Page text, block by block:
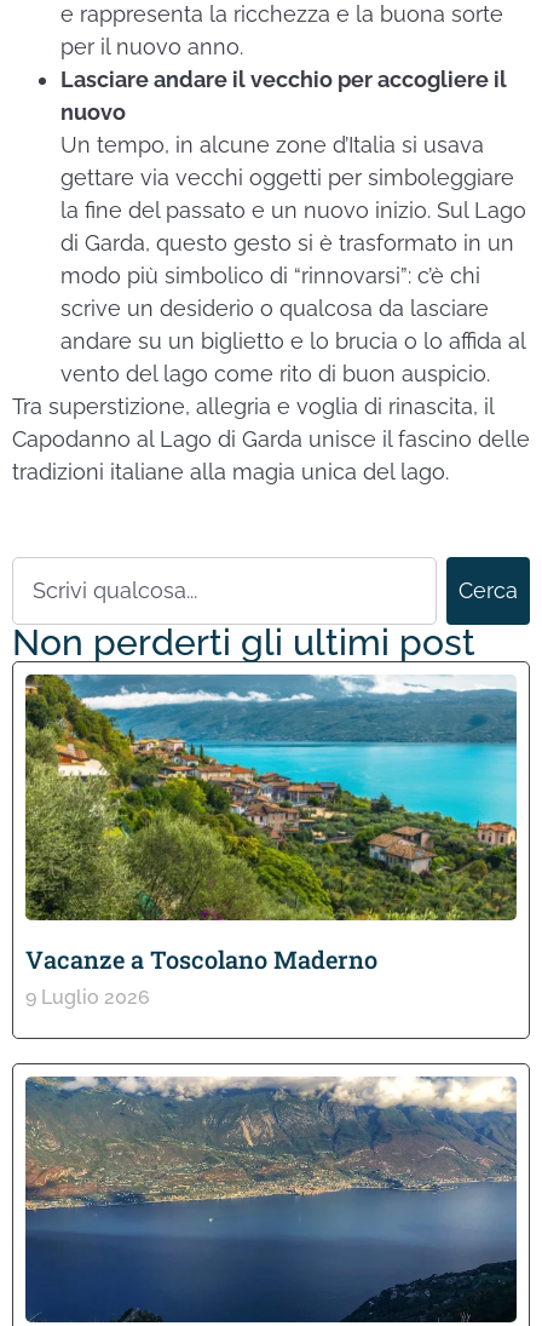
e rappresenta la ricchezza e la buona sorte
per il nuovo anno.
Lasciare andare il vecchio per accogliere il
nuovo
Un tempo, in alcune zone d’Italia si usava
gettare via vecchi oggetti per simboleggiare
la fine del passato e un nuovo inizio. Sul Lago
di Garda, questo gesto si è trasformato in un
modo più simbolico di “rinnovarsi”: c’è chi
scrive un desiderio o qualcosa da lasciare
andare su un biglietto e lo brucia o lo affida al
vento del lago come rito di buon auspicio.
Tra superstizione, allegria e voglia di rinascita, il
Capodanno al Lago di Garda unisce il fascino delle
tradizioni italiane alla magia unica del lago.
Cerca
Non perderti gli ultimi post
Vacanze a Toscolano Maderno
9 Luglio 2026